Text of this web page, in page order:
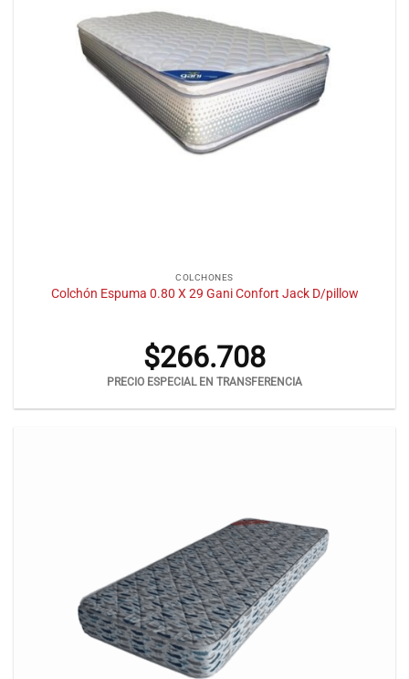
COLCHONES
Colchón Espuma 0.80 X 29 Gani Confort Jack D/pillow
$266.708
PRECIO ESPECIAL EN TRANSFERENCIA